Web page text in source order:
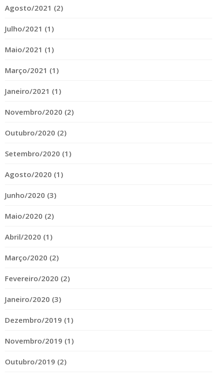
Agosto/2021 (2)
Julho/2021 (1)
Maio/2021 (1)
Março/2021 (1)
Janeiro/2021 (1)
Novembro/2020 (2)
Outubro/2020 (2)
Setembro/2020 (1)
Agosto/2020 (1)
Junho/2020 (3)
Maio/2020 (2)
Abril/2020 (1)
Março/2020 (2)
Fevereiro/2020 (2)
Janeiro/2020 (3)
Dezembro/2019 (1)
Novembro/2019 (1)
Outubro/2019 (2)